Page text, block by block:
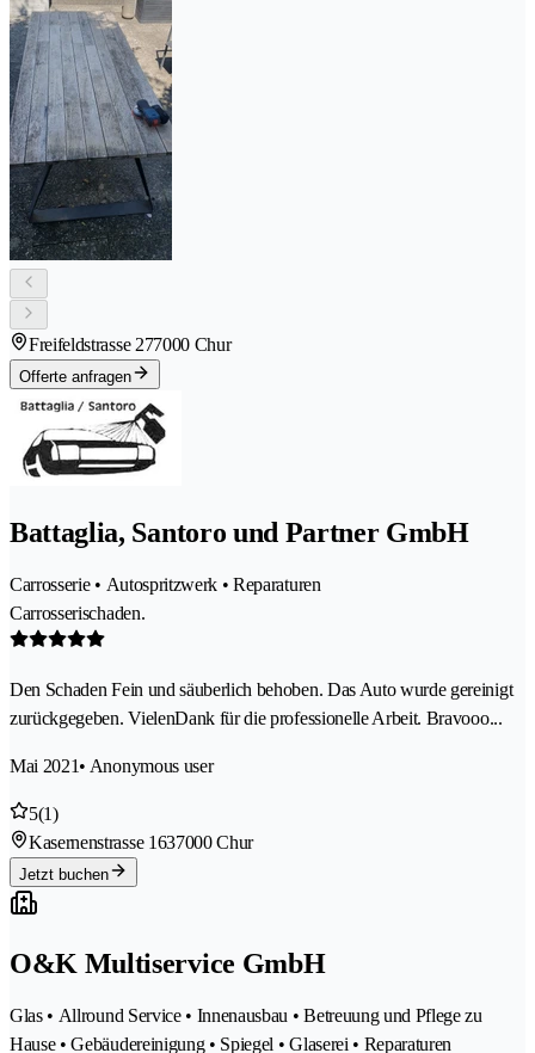
Freifeldstrasse 277000 Chur
Offerte anfragen
Battaglia, Santoro und Partner GmbH
Carrosserie • Autospritzwerk • Reparaturen
Carrosserischaden.
Den Schaden Fein und säuberlich behoben. Das Auto wurde gereinigt
zurückgegeben. VielenDank für die professionelle Arbeit. Bravooo...
Mai 2021• Anonymous user
5(1)
Kasernenstrasse 1637000 Chur
Jetzt buchen
O&K Multiservice GmbH
Glas • Allround Service • Innenausbau • Betreuung und Pflege zu
Hause • Gebäudereinigung • Spiegel • Glaserei • Reparaturen